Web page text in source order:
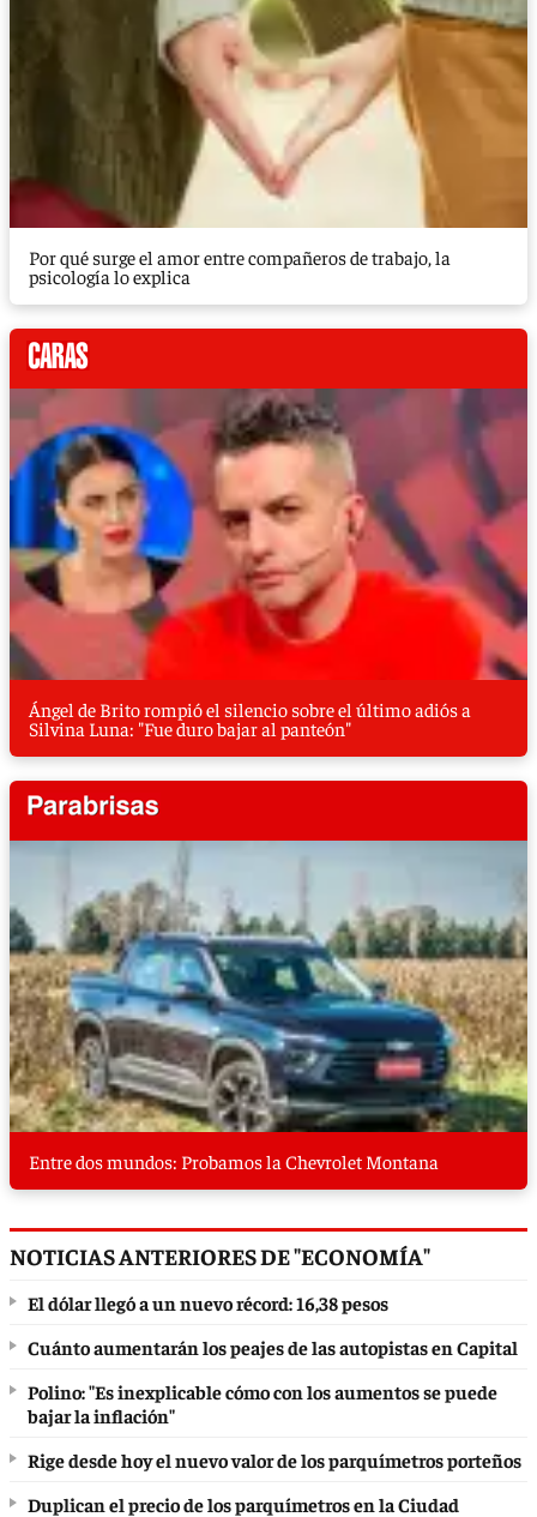
Por qué surge el amor entre compañeros de trabajo, la
psicología lo explica
Ángel de Brito rompió el silencio sobre el último adiós a
Silvina Luna: "Fue duro bajar al panteón"
Entre dos mundos: Probamos la Chevrolet Montana
NOTICIAS ANTERIORES DE "ECONOMÍA"
El dólar llegó a un nuevo récord: 16,38 pesos
Cuánto aumentarán los peajes de las autopistas en Capital
Polino: "Es inexplicable cómo con los aumentos se puede
bajar la inflación"
Rige desde hoy el nuevo valor de los parquímetros porteños
Duplican el precio de los parquímetros en la Ciudad